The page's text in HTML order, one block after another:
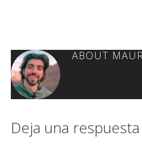
ABOUT
Deja una respuesta